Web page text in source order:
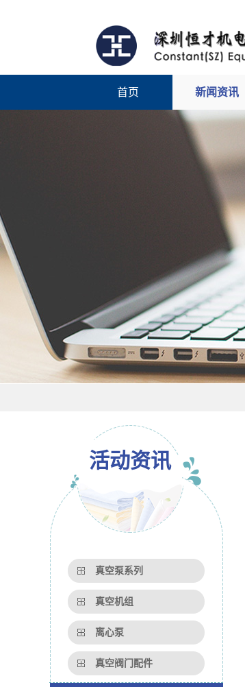
首页 新闻资讯
活动资讯
真空泵系列
真空机组
离心泵
真空阀门配件